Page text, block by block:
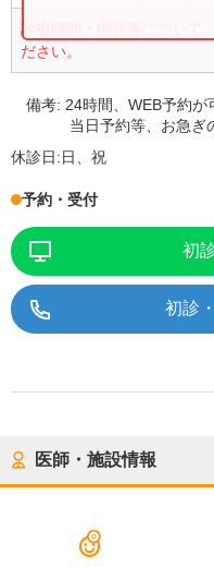
診療時間・内容等について
ださい。
備考: 24時間、WEB予約が
当日予約等、お急ぎ
休診日:日、祝
予約・受付
初
初診
医師・施設情報